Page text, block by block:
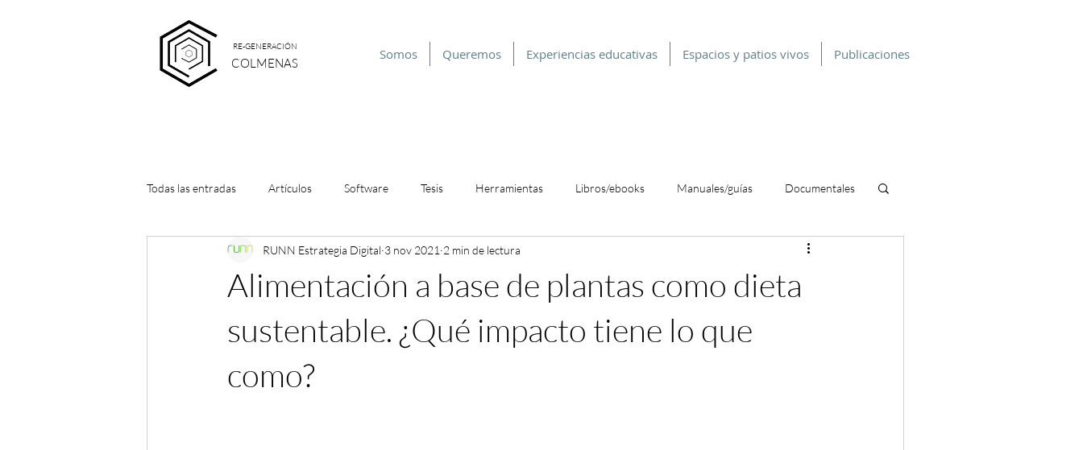
RE-GENERACIÓN
COLMENAS
Somos Queremos Experiencias educativas Espacios y patios vivos Publicaciones
Todas las entradas Artículos Software Tesis Herramientas Libros/ebooks Manuales/guías Documentales
Directorios Sustentabilidad Permacultura
alimentación
Alimentación a base de plantas como dieta
sustentable. ¿Qué impacto tiene lo que
como?
RUNN Estrategia Digital 3 nov 2021 2 min de lectura